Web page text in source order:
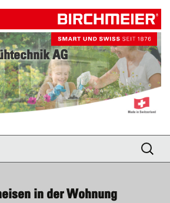
AG
Suche
nach:
in der Wohnung